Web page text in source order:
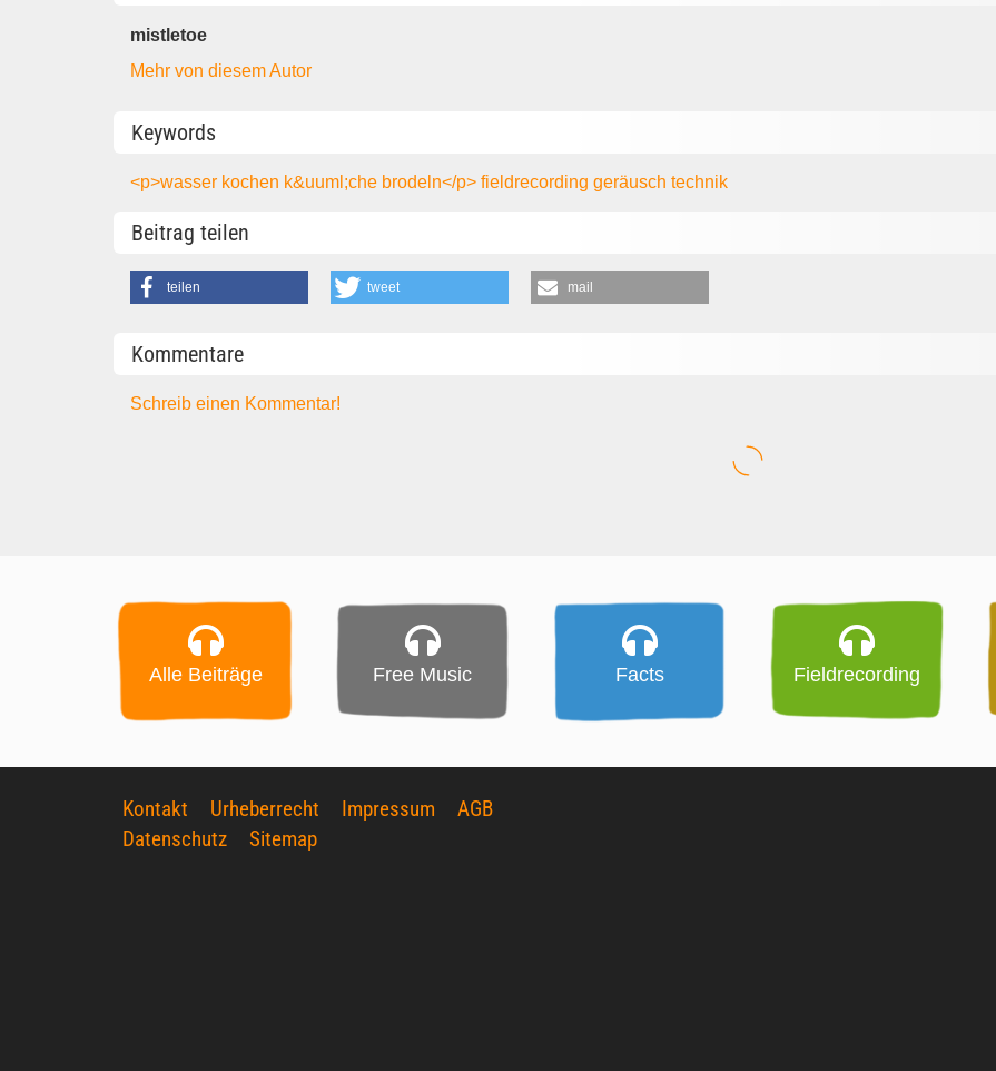
mistletoe
Mehr von diesem Autor
Keywords
<p>wasser kochen k&uuml;che brodeln</p>fieldrecordinggeräuschtechnik
Beitrag teilen
teilen tweet mail
Kommentare
Schreib einen Kommentar!
Alle Beiträge Free Music Facts Fieldrecording
Kontakt Urheberrecht Impressum
AGB
Datenschutz
Sitemap